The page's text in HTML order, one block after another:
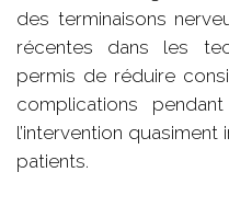
des terminaisons
récentes dans les
permis de réduire
complications
l’intervention
patients.